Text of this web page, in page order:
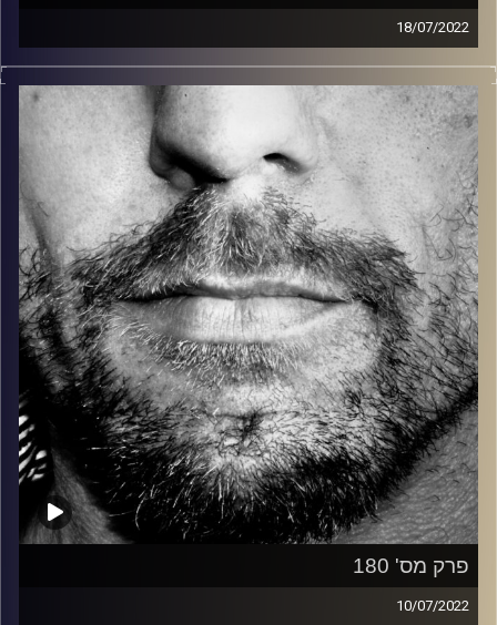
18/07/2022
זיפים, מוזיקה מחוספסת של הופעות חיות. הרבה ג'אם, רוק,
בלוז, bluegrass, ג'אז, Fאנק, פרוגרסיב ואפילו אלקטרוניקה.
כל מה שחי, אמיתי ונושם.
עם שמוליק רגב.
קרדיט תמונות: David Goehring
פרק מס' 180
10/07/2022